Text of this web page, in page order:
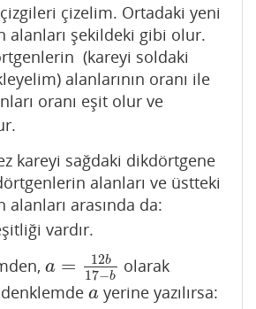
çizelim. Ortadaki yeni
alanları şekildeki gibi olur.
(kareyi soldaki
alanlarının oranı ile
oranı eşit olur ve
kareyi sağdaki dikdörtgene
alanları ve üstteki
arasında da:
vardır.
a = 12b
17−b
a=12 b17−bolarak
a
a yerine yazılırsa: